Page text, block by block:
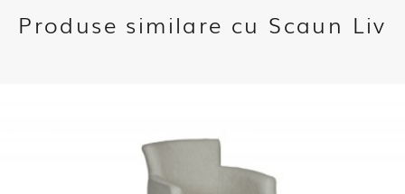
Produse similare cu Scaun Liv